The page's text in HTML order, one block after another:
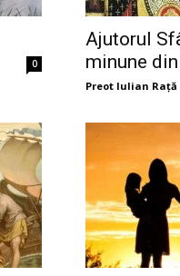
0
Ajutorul
minune
Preot Iulian Raţă